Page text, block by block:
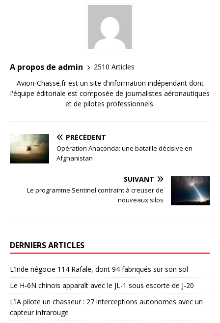
A propos de admin
2510 Articles
Avion-Chasse.fr est un site d'information indépendant dont
l'équipe éditoriale est composée de journalistes aéronautiques
et de pilotes professionnels.
PRÉCÉDENT
Opération Anaconda: une bataille décisive en
Afghanistan
SUIVANT
Le programme Sentinel contraint à creuser de
nouveaux silos
DERNIERS ARTICLES
L’Inde négocie 114 Rafale, dont 94 fabriqués sur son sol
Le H-6N chinois apparaît avec le JL-1 sous escorte de J-20
L’IA pilote un chasseur : 27 interceptions autonomes avec un
capteur infrarouge